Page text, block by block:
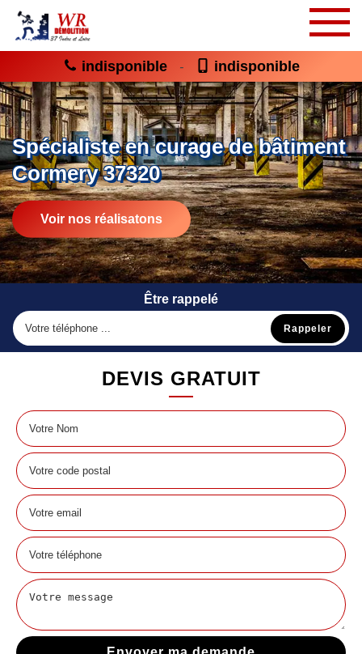
indisponible - indisponible
Spécialiste en curage de bâtiment
Cormery 37320
Voir nos réalisatons
Être rappelé
DEVIS GRATUIT